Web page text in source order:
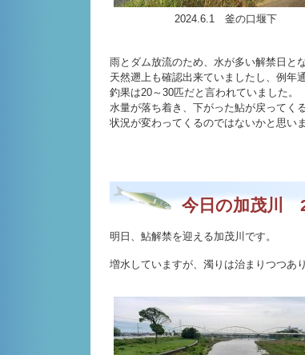
2024.6.1 釜の口堰下
雨とダム放流のため、水が多い解禁日と
天然遡上も確認出来ていましたし、例年
釣果は20～30匹だと言われていました。
水量が落ち着き、下がった鮎が戻ってく
状況が変わってくるのではないかと思いま
今日の加茂川
明日、鮎解禁を迎える加茂川です。
増水していますが、濁りは治まりつつあり